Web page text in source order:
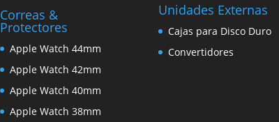
Correas &
Protectores
Apple Watch 44mm
Apple Watch 42mm
Apple Watch 40mm
Apple Watch 38mm
Unidades Externas
Cajas para Disco Duro
Convertidores